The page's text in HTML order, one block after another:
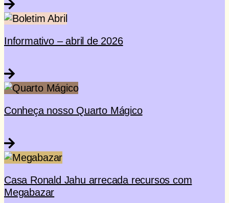
Informativo – abril de 2026
Conheça nosso Quarto Mágico
Casa Ronald Jahu arrecada recursos com
Megabazar